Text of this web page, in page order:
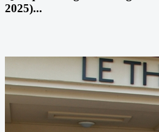
2025)...